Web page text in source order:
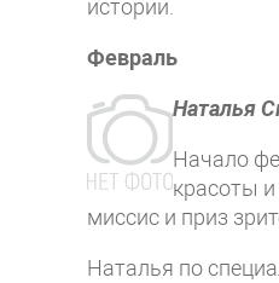
истории.
Февраль
Наталья
Начало
красоты
миссис и приз
Наталья по